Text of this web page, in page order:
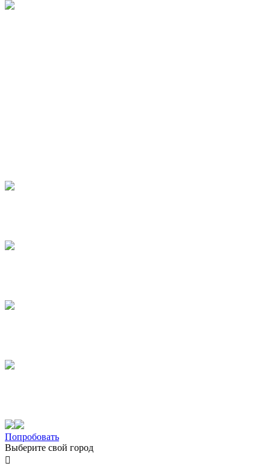
Попробовать
Выберите свой город
